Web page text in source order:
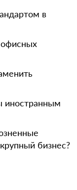
в
иностранным
бизнес?